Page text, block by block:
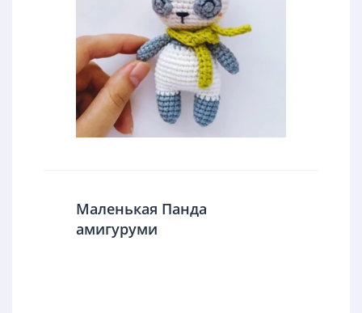
Маленькая Панда
амигуруми